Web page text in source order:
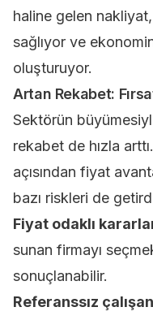
haline gelen
sağlıyor ve
oluşturuyor.
Artan Rekabet:
Sektörün
rekabet de hızla
açısından fiyat
bazı riskleri de
Fiyat odaklı
sunan firmayı
sonuçlanabilir.
Referanssız